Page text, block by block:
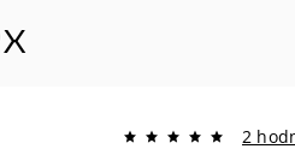
2